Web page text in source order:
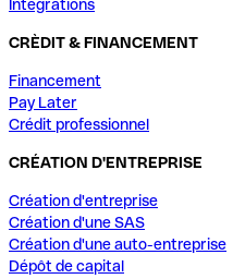
Intégrations
CRÈDIT & FINANCEMENT
Financement
Pay Later
Crédit professionnel
CRÉATION D'ENTREPRISE
Création d'entreprise
Création d'une SAS
Création d'une auto-entreprise
Dépôt de capital